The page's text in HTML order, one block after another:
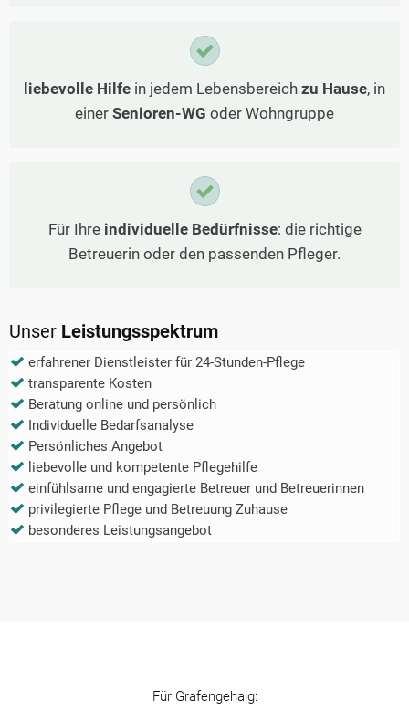
liebevolle Hilfe in jedem Lebensbereich zu Hause, in
einer Senioren-WG oder Wohngruppe
Für Ihre individuelle Bedürfnisse: die richtige
Betreuerin oder den passenden Pfleger.
Unser Leistungsspektrum
erfahrener Dienstleister für 24-Stunden-Pflege
transparente Kosten
Beratung online und persönlich
Individuelle Bedarfsanalyse
Persönliches Angebot
liebevolle und kompetente Pflegehilfe
einfühlsame und engagierte Betreuer und Betreuerinnen
privilegierte Pflege und Betreuung Zuhause
besonderes Leistungsangebot
Für Grafengehaig: